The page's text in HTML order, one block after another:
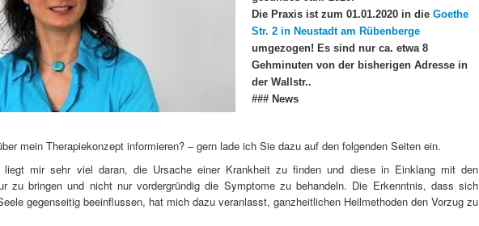
Die Praxis ist zum 01.01.2020 in die Goethe
Str. 2 in Neustadt am Rübenberge
umgezogen! Es sind nur ca. etwa 8
Gehminuten von der bisherigen Adresse in
der Wallstr..
### News
mein Therapiekonzept informieren? – gern lade ich Sie dazu auf den folgenden Seiten ein.
liegt mir sehr viel daran, die Ursache einer Krankheit zu finden und diese in Einklang mit den
zu bringen und nicht nur vordergründig die Symptome zu behandeln. Die Erkenntnis, dass sich
gegenseitig beeinflussen, hat mich dazu veranlasst, ganzheitlichen Heilmethoden den Vorzug zu